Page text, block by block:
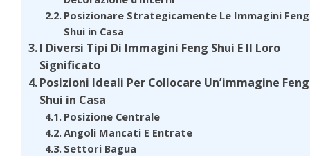
Posizionare Strategicamente Le Immagini Feng
Shui in Casa
I Diversi Tipi Di Immagini Feng Shui E Il Loro
Significato
Posizioni Ideali Per Collocare Un’immagine Feng
Shui in Casa
Posizione Centrale
Angoli Mancati E Entrate
Settori Bagua